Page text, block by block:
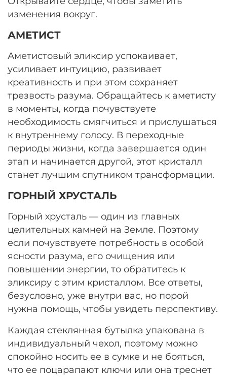
изменения вокруг.
АМЕТИСТ
Аметистовый эликсир успокаивает,
усиливает интуицию, развивает
креативность и при этом сохраняет
трезвость разума. Обращайтесь к аметисту
в моменты, когда почувствуете
необходимость смягчиться и прислушаться
к внутреннему голосу. В переходные
периоды жизни, когда завершается один
этап и начинается другой, этот кристалл
станет лучшим спутником трансформации.
ГОРНЫЙ ХРУСТАЛЬ
Горный хрусталь — один из главных
целительных камней на Земле. Поэтому
если почувствуете потребность в особой
ясности разума, его очищения или
повышении энергии, то обратитесь к
эликсиру с этим кристаллом. Все ответы,
безусловно, уже внутри вас, но порой
нужна помощь, чтобы увидеть перспективу.
Каждая стеклянная бутылка упакована в
индивидуальный чехол, поэтому можно
спокойно носить ее в сумке и не бояться,
что ее поцарапают ключи или она треснет